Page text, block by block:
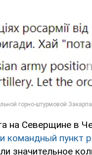
на Северщине в
командный пункт
значительное